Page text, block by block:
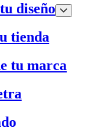
diseño
tienda
tu marca